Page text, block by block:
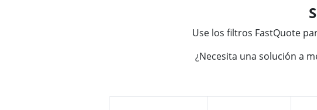
Use los filtros FastQuote
¿Necesita una solución a